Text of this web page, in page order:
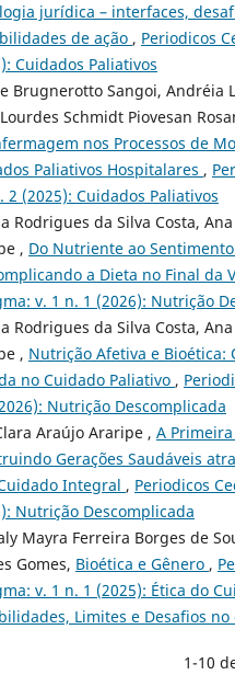
jurídica – interfaces,
de ação , Periodicos
Cuidados Paliativos
Brugnerotto Sangoi, Andréia
Schmidt Piovesan
nos Processos de
Paliativos Hospitalares ,
2 (2025): Cuidados Paliativos
Rodrigues da Silva Costa,
, Do Nutriente ao
a Dieta no Final da
v. 1 n. 1 (2026): Nutrição
Rodrigues da Silva Costa,
, Nutrição Afetiva e Bioética:
no Cuidado Paliativo ,
Nutrição Descomplicada
Araújo Araripe , A
Gerações Saudáveis
Integral , Periodicos
Nutrição Descomplicada
Mayra Ferreira Borges de
Gomes, Bioética e Gênero ,
v. 1 n. 1 (2025): Ética do
Limites e Desafios
1-10